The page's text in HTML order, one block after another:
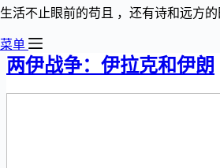
生活不止眼前的苟且 ，还有诗和远方的
菜单
文章分类：
两伊战争：伊拉克和伊朗